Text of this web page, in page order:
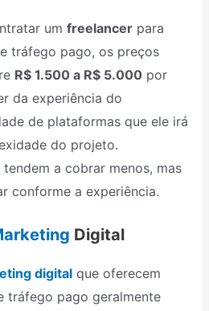
um freelancerpara
tráfego pago, os preços
R$ 1.500 a R$ 5.000por
da experiência do
de plataformas que ele irá
do projeto.
a cobrar menos, mas
conforme a experiência.
Digital
digital que oferecem
tráfego pago geralmente